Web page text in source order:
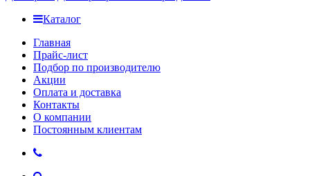
Каталог
Главная
Прайс-лист
Подбор по производителю
Акции
Оплата и доставка
Контакты
О компании
Постоянным клиентам